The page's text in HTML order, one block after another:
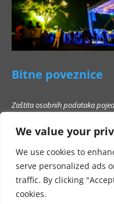
We value your
We use cookies to
serve personalized ads
traffic. By clicking
cookies.
Bitne poveznice
Zaštita osobnih podataka
Popis poslovnih subjekata s